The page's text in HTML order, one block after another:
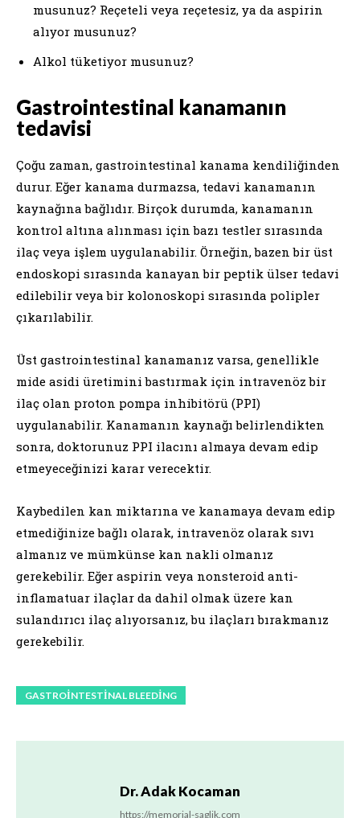
musunuz? Reçeteli veya reçetesiz, ya da aspirin
alıyor musunuz?
Alkol tüketiyor musunuz?
Gastrointestinal kanamanın
tedavisi
Çoğu zaman, gastrointestinal kanama kendiliğinden
durur. Eğer kanama durmazsa, tedavi kanamanın
kaynağına bağlıdır. Birçok durumda, kanamanın
kontrol altına alınması için bazı testler sırasında
ilaç veya işlem uygulanabilir. Örneğin, bazen bir üst
endoskopi sırasında kanayan bir peptik ülser tedavi
edilebilir veya bir kolonoskopi sırasında polipler
çıkarılabilir.
Üst gastrointestinal kanamanız varsa, genellikle
mide asidi üretimini bastırmak için intravenöz bir
ilaç olan proton pompa inhibitörü (PPI)
uygulanabilir. Kanamanın kaynağı belirlendikten
sonra, doktorunuz PPI ilacını almaya devam edip
etmeyeceğinizi karar verecektir.
Kaybedilen kan miktarına ve kanamaya devam edip
etmediğinize bağlı olarak, intravenöz olarak sıvı
almanız ve mümkünse kan nakli olmanız
gerekebilir. Eğer aspirin veya nonsteroid anti-
inflamatuar ilaçlar da dahil olmak üzere kan
sulandırıcı ilaç alıyorsanız, bu ilaçları bırakmanız
gerekebilir.
GASTROINTESTINAL BLEEDING
Dr. Adak Kocaman
https://memorial-saglik.com